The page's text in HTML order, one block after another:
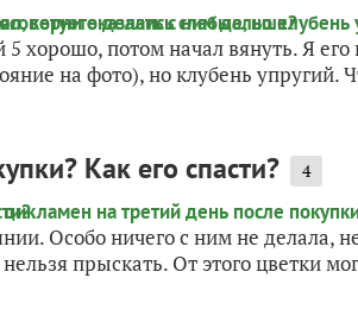
хорошо, потом начал вянуть. Я
на фото), но клубень упругий.
Как его спасти? 4
Особо ничего с ним не делала,
прыскать. От этого цветки